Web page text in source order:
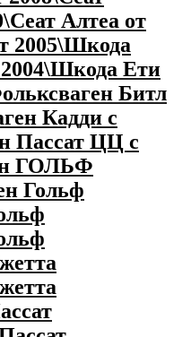
Алтеа от
2005\Шкода
Ети
Битл
Кадди с
Пассат ЦЦ с
ГОЛЬФ
Гольф